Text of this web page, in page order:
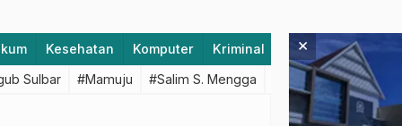
Kesehatan Komputer Kriminal Lifestyle
Sulbar #Mamuju #Salim S. Mengga #featured #Polda
×